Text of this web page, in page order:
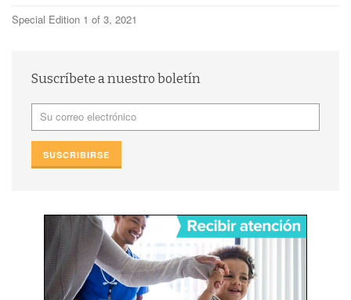
Special Edition 1 of 3, 2021
Suscríbete a nuestro boletín